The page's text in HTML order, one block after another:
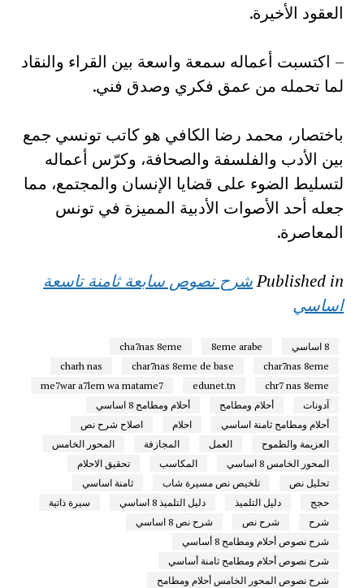
العقود الأخيرة.
– اكتسبت أعماله سمعة واسعة بين القراء والنقاد
لما تحمله من عمق فكري وصدق فني.
باختصار، محمد رضا الكافي هو كاتب تونسي جمع
بين الأدب والفلسفة والصحافة، وكرّس أعماله
لتسليط الضوء على قضايا الإنسان والمجتمع، مما
جعله أحد الأصوات الأدبية المميزة في تونس
المعاصرة.
Published inشرح نصوص سابعة ثامنة تاسعة
اساسي
8 اساسي 8eme arabe
cha7nas 8eme
char7nas 8eme
char7nas 8eme de base
charh nas
chr7 nas 8eme
edunet.tn
me7war a7lem wa matame7
آدونات
أحلام ومطامح
أحلام ومطامح 8 اساسي
أحلام ومطامح ثامنة اساسي
احلام
اصلاح شرح نص
العزيمة والطموح
العمل المجازفة
المحور الخامس
المحور الخامس 8 اساسي
المكاسب
تحقيق الاحلام
تحليل نص
تلخيص نص مسيرة شاب
ثامنة اساسي
حجج
دليل التلميذ دليل التلميذ 8 اساسي
سيرة ذاتية
شرح
شرح نص
شرح نص 8 اساسي
شرح نصوص أحلام ومطامح 8 أساسي
شرح نصوص أحلام ومطامح ثامنة أساسي
شرح نصوص المحور الخامس أحلام ومطامح